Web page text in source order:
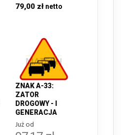
79,00 zł
ZNAK A-33:
ZATOR
DROGOWY - I
GENERACJA
Już od